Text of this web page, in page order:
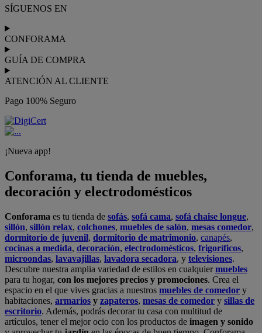
SÍGUENOS EN
CONFORAMA
GUÍA DE COMPRA
ATENCIÓN AL CLIENTE
Pago 100% Seguro
¡Nueva app!
Conforama, tu tienda de muebles,
decoración y electrodomésticos
Conforama es tu tienda de sofás, sofá cama, sofá chaise longue,
sillón, sillón relax, colchones, muebles de salón, mesas comedor,
dormitorio de juvenil, dormitorio de matrimonio, canapés,
cocinas a medida, decoración, electrodomésticos, frigoríficos,
microondas, lavavajillas, lavadora secadora, y televisiones.
Descubre nuestra amplia variedad de estilos en cualquiermuebles
para tu hogar, con los mejores precios y promociones. Crea el
espacio en el que vives gracias a nuestros muebles de comedor y
habitaciones, armarios y zapateros, mesas de comedor y sillas de
escritorio. Además, podrás decorar tu casa con multitud de
artículos, tener el mejor ocio con los productos de imagen y sonido